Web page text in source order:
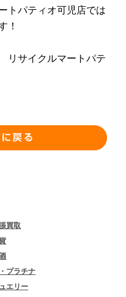
トパティオ可児店では
！
リサイクルマートパテ
買取
プラチナ
エリー